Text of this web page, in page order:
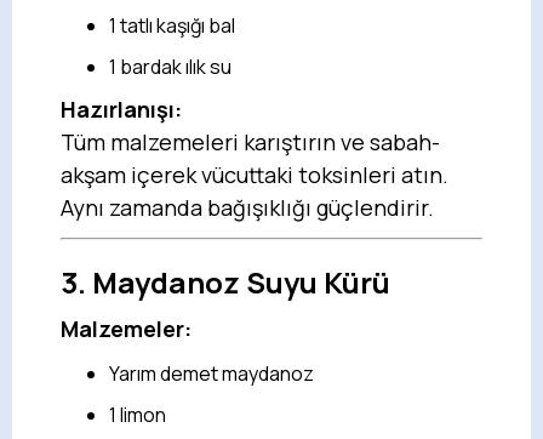
1 tatlı kaşığı bal
1 bardak ılık su
Hazırlanışı:
Tüm malzemeleri karıştırın ve sabah-
akşam içerek vücuttaki toksinleri atın.
Aynı zamanda bağışıklığı güçlendirir.
3. Maydanoz Suyu Kürü
Malzemeler:
Yarım demet maydanoz
1 limon